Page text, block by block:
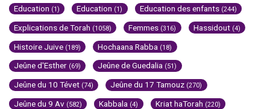
Education (1) Education (1) Education des enfants (244)
Explications de Torah (1058) Femmes (316) Hassidout (4)
Histoire Juive (189) Hochaana Rabba (18)
Jeûne d'Esther (69) Jeûne de Guedalia (51)
Jeûne du 10 Tévet (74) Jeûne du 17 Tamouz (270)
Jeûne du 9 Av (582) Kabbala (4) Kriat haTorah (220)